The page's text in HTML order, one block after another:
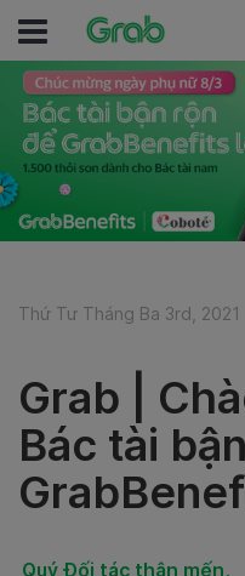
Thứ Tư Tháng Ba 3rd, 2021
Grab |
Bác tài
Quý Đối tác thân mến,